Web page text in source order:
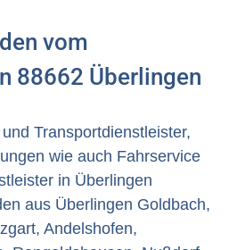
vom
88662 Überlingen
Transportdienstleister,
wie auch Fahrservice
in Überlingen
aus Überlingen Goldbach,
Andelshofen,